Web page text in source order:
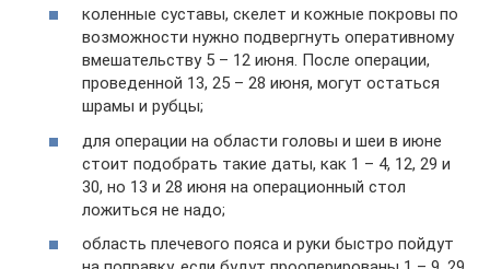
коленные суставы, скелет и кожные покровы по
возможности нужно подвергнуть оперативному
вмешательству 5 – 12 июня. После операции,
проведенной 13, 25 – 28 июня, могут остаться
шрамы и рубцы;
для операции на области головы и шеи в июне
стоит подобрать такие даты, как 1 – 4, 12, 29 и
30, но 13 и 28 июня на операционный стол
ложиться не надо;
область плечевого пояса и руки быстро пойдут